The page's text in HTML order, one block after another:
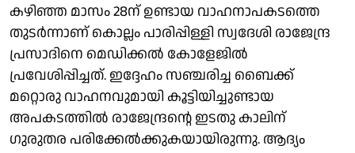
കഴിഞ്ഞ മാസം 28ന് ഉണ്ടായ വാഹനാപകടത്തെ
തുടർന്നാണ് കൊല്ലം പാരിപ്പിള്ളി സ്വദേശി രാജേന്ദ്ര
പ്രസാദിനെ മെഡിക്കൽ കോളേജിൽ
പ്രവേശിപ്പിച്ചത്. ഇദ്ദേഹം സഞ്ചരിച്ച ബൈക്ക്
മറ്റൊരു വാഹനവുമായി കൂട്ടിയിച്ചുണ്ടായ
അപകടത്തിൽ രാജേന്ദ്രൻ്റെ ഇടതു കാലിന്
ഗുരുതര പരിക്കേൽക്കുകയായിരുന്നു. ആദ്യം